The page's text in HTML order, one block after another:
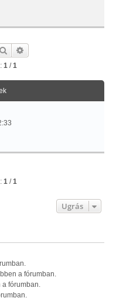
Keresés
1 /1
1 /1
Ugrás
a fórumban.
fórumban.